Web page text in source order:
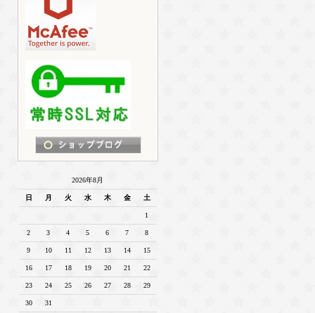
2026年8月
日 月 火 水 木 金 土
1
2 3 4 5 6 7 8
9 10 11 12 13 14 15
16 17 18 19 20 21 22
23 24 25 26 27 28 29
30 31